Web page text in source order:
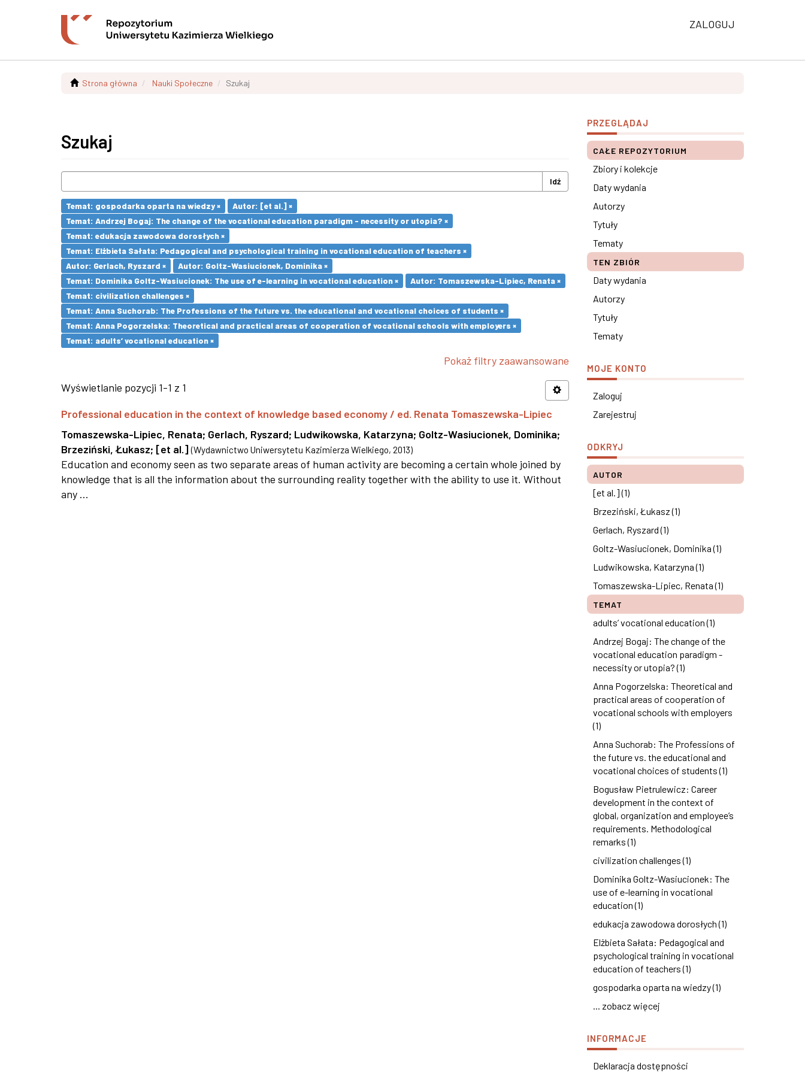
ZALOGUJ
Strona główna Nauki Społeczne Szukaj
Szukaj
Idź
Temat: gospodarka oparta na wiedzy ×
Autor: [et al.] ×
Temat: Andrzej Bogaj: The change of the vocational education paradigm - necessity or utopia? ×
Temat: edukacja zawodowa dorosłych ×
Temat: Elżbieta Sałata: Pedagogical and psychological training in vocational education of teachers ×
Autor: Gerlach, Ryszard ×
Autor: Goltz-Wasiucionek, Dominika ×
Temat: Dominika Goltz-Wasiucionek: The use of e-learning in vocational education ×
Autor: Tomaszewska-Lipiec, Renata ×
Temat: civilization challenges ×
Temat: Anna Suchorab: The Professions of the future vs. the educational and vocational choices of students ×
Temat: Anna Pogorzelska: Theoretical and practical areas of cooperation of vocational schools with employers ×
Temat: adults’ vocational education ×
Pokaż filtry zaawansowane
Wyświetlanie pozycji 1-1 z 1
Professional education in the context of knowledge based economy / ed. Renata Tomaszewska-Lipiec
Tomaszewska-Lipiec, Renata; Gerlach, Ryszard; Ludwikowska, Katarzyna; Goltz-Wasiucionek, Dominika;
Brzeziński, Łukasz; [et al.] (Wydawnictwo Uniwersytetu Kazimierza Wielkiego, 2013)
Education and economy seen as two separate areas of human activity are becoming a certain whole joined by
knowledge that is all the information about the surrounding reality together with the ability to use it. Without
any ...
PRZEGLĄDAJ
CAŁE REPOZYTORIUM
Zbiory i kolekcje
Daty wydania
Autorzy
Tytuły
Tematy
TEN ZBIÓR
Daty wydania
Autorzy
Tytuły
Tematy
MOJE KONTO
Zaloguj
Zarejestruj
ODKRYJ
AUTOR
[et al.] (1)
Brzeziński, Łukasz (1)
Gerlach, Ryszard (1)
Goltz-Wasiucionek, Dominika (1)
Ludwikowska, Katarzyna (1)
Tomaszewska-Lipiec, Renata (1)
TEMAT
adults’ vocational education (1)
Andrzej Bogaj: The change of the
vocational education paradigm -
necessity or utopia? (1)
Anna Pogorzelska: Theoretical and
practical areas of cooperation of
vocational schools with employers
(1)
Anna Suchorab: The Professions of
the future vs. the educational and
vocational choices of students (1)
Bogusław Pietrulewicz: Career
development in the context of
global, organization and employee’s
requirements. Methodological
remarks (1)
civilization challenges (1)
Dominika Goltz-Wasiucionek: The
use of e-learning in vocational
education (1)
edukacja zawodowa dorosłych (1)
Elżbieta Sałata: Pedagogical and
psychological training in vocational
education of teachers (1)
gospodarka oparta na wiedzy (1)
... zobacz więcej
INFORMACJE
Deklaracja dostępności